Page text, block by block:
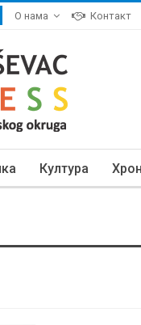
О нама Контакт
Култура